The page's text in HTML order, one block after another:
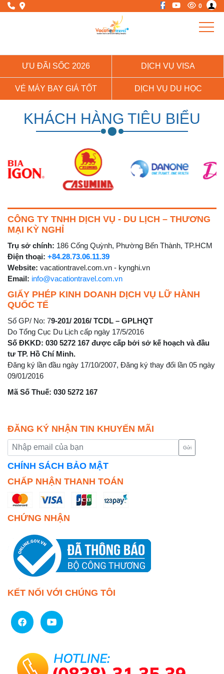
0
ƯU ĐÃI SỐC 2026 DỊCH VỤ VISA
VÉ MÁY BAY GIÁ TỐT DỊCH VỤ DU HỌC
KHÁCH HÀNG TIÊU BIỂU
CÔNG TY TNHH DỊCH VỤ - DU LỊCH – THƯƠNG
MẠI KỲ NGHỈ
Trụ sở chính: 186 Cống Quỳnh, Phường Bến Thành, TP.HCM
Điện thoại: +84.28.73.06.11.39
Website: vacationtravel.com.vn - kynghi.vn
Email: info@vacationtravel.com.vn
GIẤY PHÉP KINH DOANH DỊCH VỤ LỮ HÀNH
QUỐC TẾ
Số GP/ No: 79-201/ 2016/ TCDL – GPLHQT
Do Tổng Cục Du Lịch cấp ngày 17/5/2016
Số ĐKKD: 030 5272 167 được cấp bởi sở kế hoạch và đầu
tư TP. Hồ Chí Minh.
Đăng ký lần đầu ngày 17/10/2007, Đăng ký thay đổi lần 05 ngày
09/01/2016
Mã Số Thuế: 030 5272 167
ĐĂNG KÝ NHẬN TIN KHUYẾN MÃI
Gửi
CHÍNH SÁCH BẢO MẬT
CHẤP NHẬN THANH TOÁN
CHỨNG NHẬN
KẾT NỐI VỚI CHÚNG TÔI